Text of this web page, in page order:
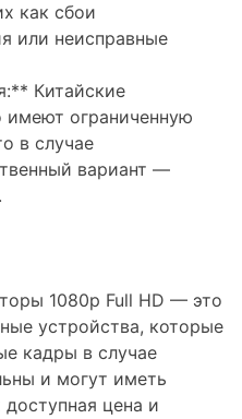
как сбои
или неисправные
Китайские
имеют ограниченную
в случае
вариант —
1080p Full HD — это
устройства, которые
кадры в случае
и могут иметь
цена и